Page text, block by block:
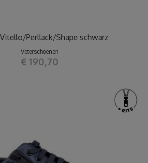
Vitello/Perllack/Shape schwarz
Veterschoenen
€ 190,70